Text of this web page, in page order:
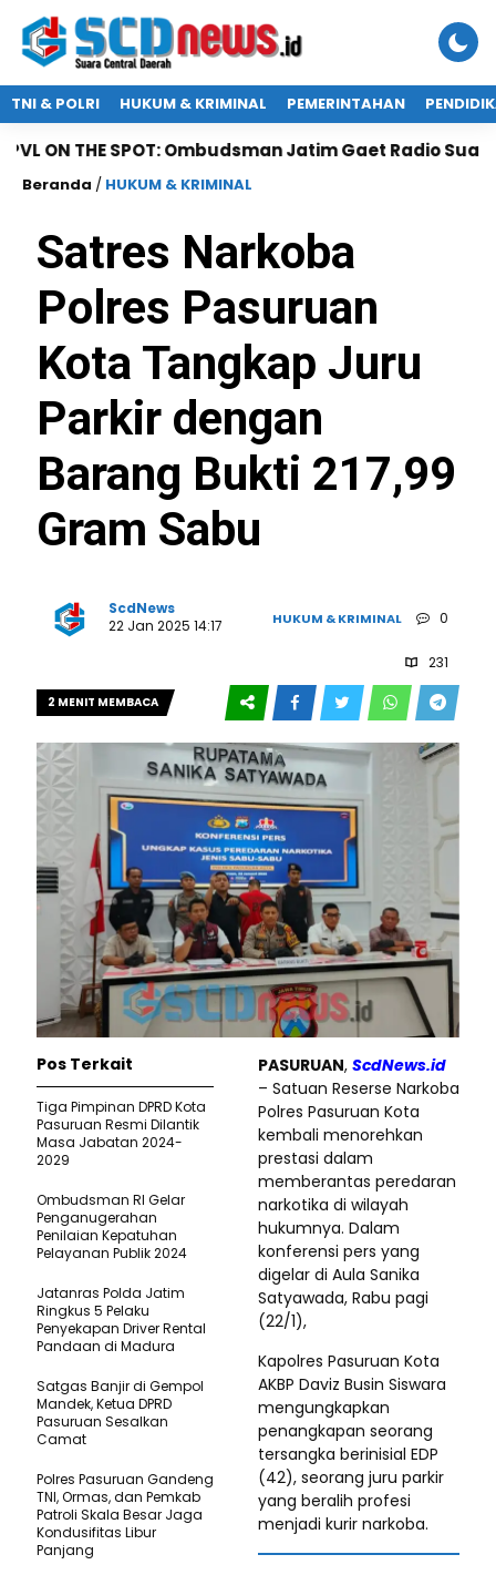
TNI & POLRI HUKUM & KRIMINAL PEMERINTAHAN
SPOT: Ombudsman Jatim Gaet Radio Suara
Beranda / HUKUM & KRIMINAL
Satres Narkoba
Polres Pasuruan
Kota Tangkap Juru
Parkir dengan
Barang Bukti 217,99
Gram Sabu
ScdNews
22 Jan 2025 14:17
HUKUM & KRIMINAL 0
231
2 MENIT MEMBACA
PASURUAN, ScdNews.id
– Satuan Reserse Narkoba
Polres Pasuruan Kota
kembali menorehkan
prestasi dalam
memberantas peredaran
narkotika di wilayah
hukumnya. Dalam
konferensi pers yang
digelar di Aula Sanika
Satyawada, Rabu pagi
(22/1),
Kapolres Pasuruan Kota
AKBP Daviz Busin Siswara
mengungkapkan
penangkapan seorang
tersangka berinisial EDP
(42), seorang juru parkir
yang beralih profesi
menjadi kurir narkoba.
Pos Terkait
Tiga Pimpinan DPRD Kota
Pasuruan Resmi Dilantik
Masa Jabatan 2024-
2029
Ombudsman RI Gelar
Penganugerahan
Penilaian Kepatuhan
Pelayanan Publik 2024
Jatanras Polda Jatim
Ringkus 5 Pelaku
Penyekapan Driver Rental
Pandaan di Madura
Satgas Banjir di Gempol
Mandek, Ketua DPRD
Pasuruan Sesalkan
Camat
Polres Pasuruan Gandeng
TNI, Ormas, dan Pemkab
Patroli Skala Besar Jaga
Kondusifitas Libur
Panjang